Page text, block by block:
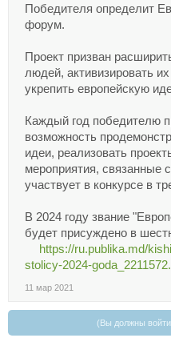
Победителя определит
форум.
Проект призван
людей, активизировать
укрепить европейскую
Каждый год победителю
возможность
идеи, реализовать
мероприятия,
участвует в конкурсе в
В 2024 году звание
будет присуждено в
https://ru.publika.md/
stolicy-2024-
11 мар 2021
(Вы должны войти